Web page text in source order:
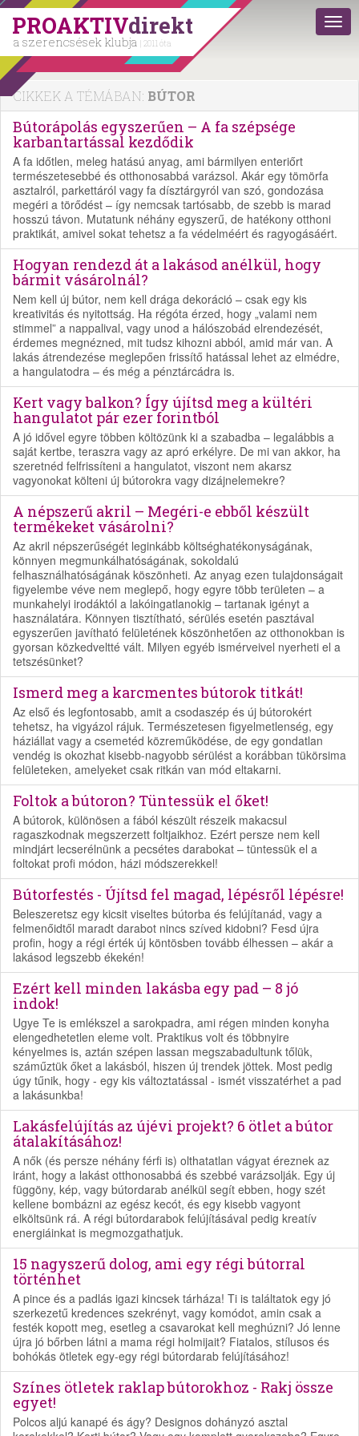
PROAKTIVdirekt
a szerencsések klubja | 2011 óta
CIKKEK A TÉMÁBAN: BÚTOR
Bútorápolás egyszerűen – A fa szépsége
karbantartással kezdődik
A fa időtlen, meleg hatású anyag, ami bármilyen enteriőrt
természetesebbé és otthonosabbá varázsol. Akár egy tömörfa
asztalról, parkettáról vagy fa dísztárgyról van szó, gondozása
megéri a törődést – így nemcsak tartósabb, de szebb is marad
hosszú távon. Mutatunk néhány egyszerű, de hatékony otthoni
praktikát, amivel sokat tehetsz a fa védelméért és ragyogásáért.
Hogyan rendezd át a lakásod anélkül, hogy
bármit vásárolnál?
Nem kell új bútor, nem kell drága dekoráció – csak egy kis
kreativitás és nyitottság. Ha régóta érzed, hogy „valami nem
stimmel” a nappalival, vagy unod a hálószobád elrendezését,
érdemes megnézned, mit tudsz kihozni abból, amid már van. A
lakás átrendezése meglepően frissítő hatással lehet az elmédre,
a hangulatodra – és még a pénztárcádra is.
Kert vagy balkon? Így újítsd meg a kültéri
hangulatot pár ezer forintból
A jó idővel egyre többen költözünk ki a szabadba – legalábbis a
saját kertbe, teraszra vagy az apró erkélyre. De mi van akkor, ha
szeretnéd felfrissíteni a hangulatot, viszont nem akarsz
vagyonokat költeni új bútorokra vagy dizájnelemekre?
A népszerű akril – Megéri-e ebből készült
termékeket vásárolni?
Az akril népszerűségét leginkább költséghatékonyságának,
könnyen megmunkálhatóságának, sokoldalú
felhasználhatóságának köszönheti. Az anyag ezen tulajdonságait
figyelembe véve nem meglepő, hogy egyre több területen – a
munkahelyi irodáktól a lakóingatlanokig – tartanak igényt a
használatára. Könnyen tisztítható, sérülés esetén pasztával
egyszerűen javítható felületének köszönhetően az otthonokban is
gyorsan közkedveltté vált. Milyen egyéb ismérveivel nyerheti el a
tetszésünket?
Ismerd meg a karcmentes bútorok titkát!
Az első és legfontosabb, amit a csodaszép és új bútorokért
tehetsz, ha vigyázol rájuk. Természetesen figyelmetlenség, egy
háziállat vagy a csemetéd közreműködése, de egy gondatlan
vendég is okozhat kisebb-nagyobb sérülést a korábban tükörsima
felületeken, amelyeket csak ritkán van mód eltakarni.
Foltok a bútoron? Tüntessük el őket!
A bútorok, különösen a fából készült részeik makacsul
ragaszkodnak megszerzett foltjaikhoz. Ezért persze nem kell
mindjárt lecserélnünk a pecsétes darabokat – tüntessük el a
foltokat profi módon, házi módszerekkel!
Bútorfestés - Újítsd fel magad, lépésről lépésre!
Beleszeretsz egy kicsit viseltes bútorba és felújítanád, vagy a
felmenőidtől maradt darabot nincs szíved kidobni? Fesd újra
profin, hogy a régi érték új köntösben tovább élhessen – akár a
lakásod legszebb ékekén!
Ezért kell minden lakásba egy pad – 8 jó
indok!
Ugye Te is emlékszel a sarokpadra, ami régen minden konyha
elengedhetetlen eleme volt. Praktikus volt és többnyire
kényelmes is, aztán szépen lassan megszabadultunk tőlük,
száműztük őket a lakásból, hiszen új trendek jöttek. Most pedig
úgy tűnik, hogy - egy kis változtatással - ismét visszatérhet a pad
a lakásunkba!
Lakásfelújítás az újévi projekt? 6 ötlet a bútor
átalakításához!
A nők (és persze néhány férfi is) olthatatlan vágyat éreznek az
iránt, hogy a lakást otthonosabbá és szebbé varázsolják. Egy új
függöny, kép, vagy bútordarab anélkül segít ebben, hogy szét
kellene bombázni az egész kecót, és egy kisebb vagyont
elköltsünk rá. A régi bútordarabok felújításával pedig kreatív
energiáinkat is megmozgathatjuk.
15 nagyszerű dolog, ami egy régi bútorral
történhet
A pince és a padlás igazi kincsek tárháza! Ti is találtatok egy jó
szerkezetű kredences szekrényt, vagy komódot, amin csak a
festék kopott meg, esetleg a csavarokat kell meghúzni? Jó lenne
újra jó bőrben látni a mama régi holmijait? Fiatalos, stílusos és
bohókás ötletek egy-egy régi bútordarab felújításához!
Színes ötletek raklap bútorokhoz - Rakj össze
egyet!
Polcos aljú kanapé és ágy? Designos dohányzó asztal